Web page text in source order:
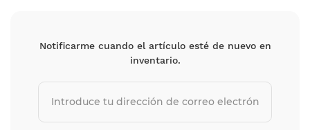
Notificarme cuando el artículo esté de nuevo en
inventario.